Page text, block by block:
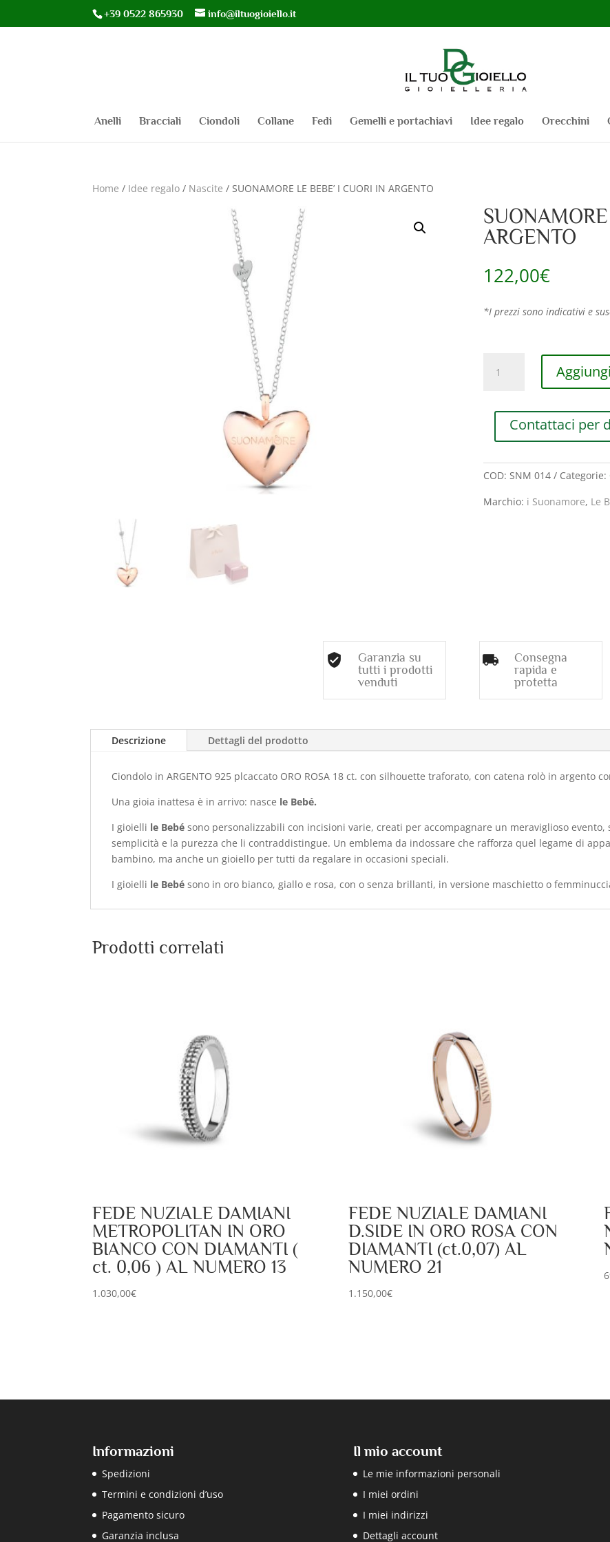
+39 0522 865930 info@iltuogioiello.it
Anelli Bracciali Ciondoli Collane Fedi Gemelli e portachiavi Idee regalo Orecchini
Home / Idee regalo / Nascite / SUONAMORE LE BEBE’ I CUORI IN ARGENTO
ARGENTO
122,00€
*I prezzi sono indicativi e
SUONAMORE
CUORI
quantità
Contattaci per
COD: SNM 014 Categorie:
Marchio: i Suonamore, Le
Garanzia su
tutti i prodotti
venduti
Consegna
rapida e
protetta
Descrizione Dettagli del prodotto
Ciondolo in ARGENTO 925 plcaccato ORO ROSA 18 ct. con silhouette traforato, con catena rolò in argento
Una gioia inattesa è in arrivo: nasce le Bebé.
I gioielli le Bebé sono personalizzabili con incisioni varie, creati per accompagnare un meraviglioso evento,
semplicità e la purezza che li contraddistingue. Un emblema da indossare che rafforza quel legame di
bambino, ma anche un gioiello per tutti da regalare in occasioni speciali.
I gioielli le Bebé sono in oro bianco, giallo e rosa, con o senza brillanti, in versione maschietto o
Prodotti correlati
FEDE NUZIALE DAMIANI
METROPOLITAN IN ORO
BIANCO CON DIAMANTI (
ct. 0,06 ) AL NUMERO 13
1.030,00€
FEDE NUZIALE DAMIANI
D.SIDE IN ORO ROSA CON
DIAMANTI (ct.0,07) AL
NUMERO 21
1.150,00€
Informazioni
Spedizioni
Termini e condizioni d’uso
Pagamento sicuro
Garanzia inclusa
Il mio account
Le mie informazioni personali
I miei ordini
I miei indirizzi
Dettagli account